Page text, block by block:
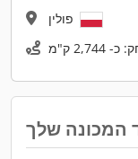
המכונה שלך